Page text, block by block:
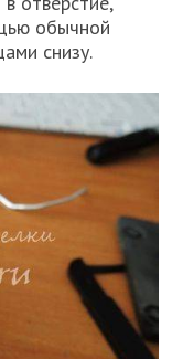
обычной
снизу.